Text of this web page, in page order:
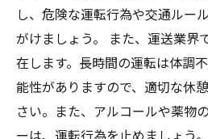
し、危険な運転行為や交通ルー
がけましょう。 また、運送業界
在します。長時間の運転は体調
能性がありますので、適切な休
さい。また、アルコールや薬物
ーは、運転行為を止めましょう